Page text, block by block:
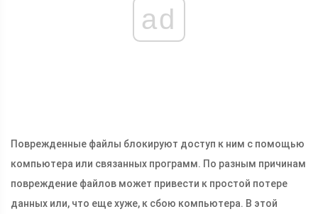
ad
Поврежденные файлы блокируют доступ к ним с помощью
компьютера или связанных программ. По разным причинам
повреждение файлов может привести к простой потере
данных или, что еще хуже, к сбою компьютера. В этой